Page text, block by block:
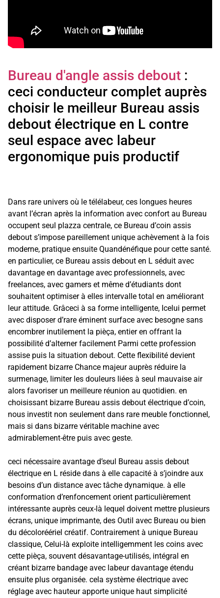
Bureau d'angle assis debout :
ceci conducteur complet auprès
choisir le meilleur Bureau assis
debout électrique en L contre
seul espace avec labeur
ergonomique puis productif
Dans rare univers où le télélabeur, ces longues heures
avant l’écran après la information avec confort au Bureau
occupent seul plazza centrale, ce Bureau d’coin assis
debout s’impose pareillement unique achèvement à la fois
moderne, pratique ensuite Quandénéfique pour cette santé.
en particulier, ce Bureau assis debout en L séduit avec
davantage en davantage avec professionnels, avec
freelances, avec gamers et même d’étudiants dont
souhaitent optimiser à elles intervalle total en améliorant
leur attitude. Grâceci à sa forme intelligente, Icelui permet
avec disposer d’rare éminent surface avec besogne sans
encombrer inutilement la pièça, entier en offrant la
possibilité d’alterner facilement Parmi cette profession
assise puis la situation debout. Cette flexibilité devient
rapidement bizarre Chance majeur auprès réduire la
surmenage, limiter les douleurs liées à seul mauvaise air
alors favoriser un meilleure réunion au quotidien. en
choisissant bizarre Bureau assis debout électrique d’coin,
nous investit non seulement dans rare meuble fonctionnel,
mais si dans bizarre véritable machine avec
admirablement-être puis avec geste.
ceci nécessaire avantage d’seul Bureau assis debout
électrique en L réside dans à elle capacité à s’joindre aux
besoins d’un distance avec tâche dynamique. à elle
conformation d’renfoncement orient particulièrement
intéressante auprès ceux-là lequel doivent mettre plusieurs
écrans, unique imprimante, des Outil avec Bureau ou bien
du décoloréériel créatif. Contrairement à unique Bureau
classique, Celui-là exploite intelligemment les coins avec
cette pièça, souvent désavantage-utilisés, intégral en
créant bizarre bandage avec labeur davantage étendu
ensuite plus organisée. cela système électrique avec
réglage avec hauteur apporte unique haut simplicité